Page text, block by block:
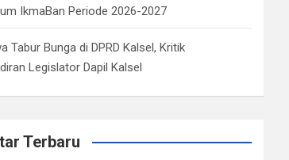
IkmaBan Periode 2026-2027
Tabur Bunga di DPRD Kalsel, Kritik
Legislator Dapil Kalsel
Terbaru